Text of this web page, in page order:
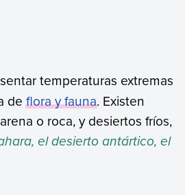
temperaturas extremas
deflora y fauna. Existen
o roca, y desiertos fríos,
el desierto antártico, el